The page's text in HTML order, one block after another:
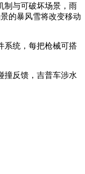
制与可破坏场景，雨
的暴风雪将改变移动
系统，每把枪械可搭
撞反馈，吉普车涉水